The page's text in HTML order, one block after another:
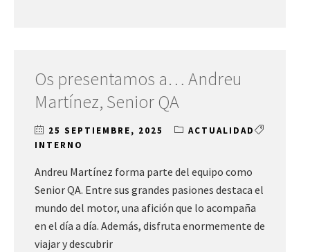
Os presentamos a… Andreu
Martínez, Senior QA
25 SEPTIEMBRE, 2025
ACTUALIDAD
INTERNO
Andreu Martínez forma parte del equipo como
Senior QA. Entre sus grandes pasiones destaca el
mundo del motor, una afición que lo acompaña
en el día a día. Además, disfruta enormemente de
viajar y descubrir